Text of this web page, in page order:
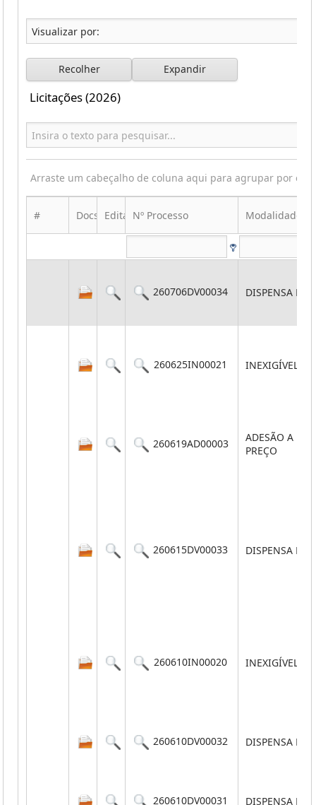
Recolher Expandir
Licitações (2026)
Arraste um cabeçalho de coluna aqui para agrupar por
# Docs Edital Nº Processo Modalidade
260706DV00034 DISPENSA
260625IN00021 INEXIGÍVEL
260619AD00003
ADESÃO A
PREÇO
260615DV00033 DISPENSA
260610IN00020 INEXIGÍVEL
260610DV00032 DISPENSA
260610DV00031 DISPENSA